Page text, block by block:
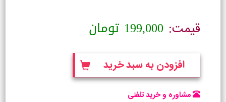
قیمت: 199,000 تومان
افزودن به سبد خرید
مشاوره و خرید تلفنی